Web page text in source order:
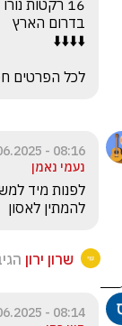
לכל הפרטים
08:16 - 23.06.2025
נעמי נאמן
להמתין לאסון
שרון ירון
08:14 - 23.06.2025